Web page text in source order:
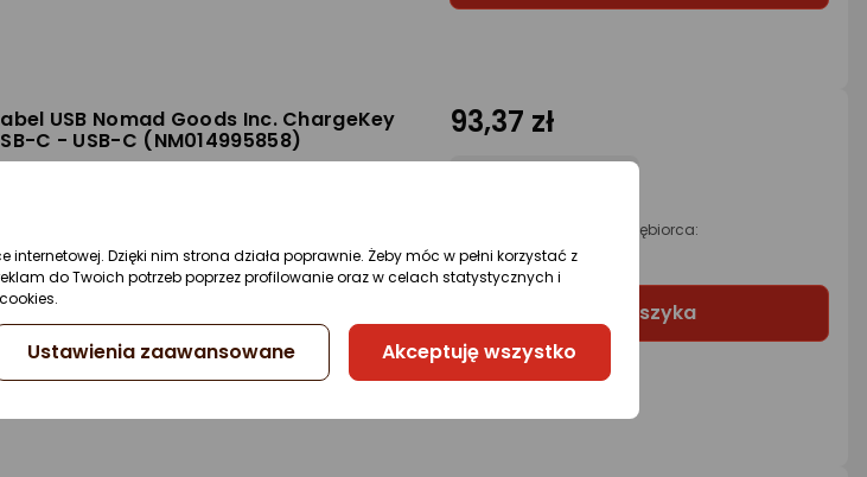
USB Nomad Goods Inc. ChargeKey
C - USB-C (NM014995858) 93,37 zł
Sprzedaje i wysyła przedsiębiorca:
tri-elektro_pl
Do koszyka
Dzięki nim strona działa poprawnie. Żeby móc w pełni korzystać z
do Twoich potrzeb poprzez profilowanie oraz w celach statystycznych i
Ustawienia zaawansowane Akceptuję wszystko